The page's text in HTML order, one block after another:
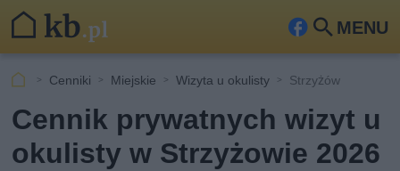
MENU
Fa
ook
Szu
kaj
Cenniki Miejskie Wizyta u okulisty Strzyżów
Cennik prywatnych wizyt u
okulisty w Strzyżowie 2026